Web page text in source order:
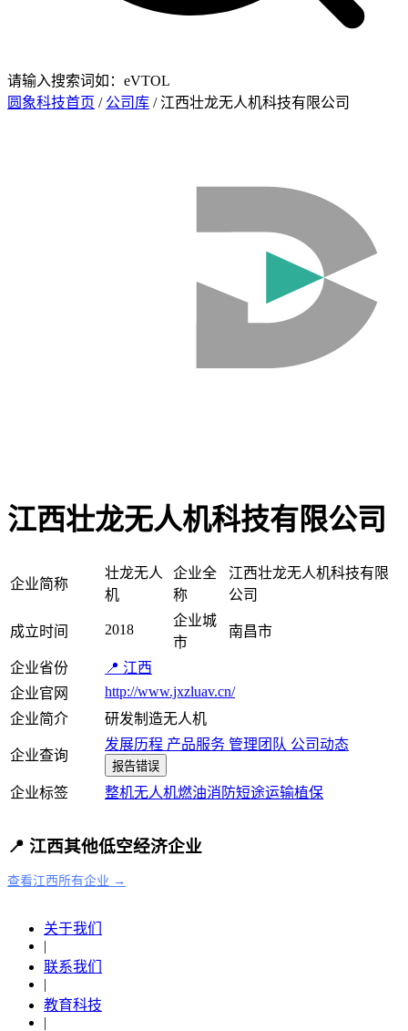
请输入搜索词如：eVTOL
圆象科技首页 / 公司库 / 江西壮龙无人机科技有限公司
江西壮龙无人机科技有限公司
企业简称
壮龙无人
机
企业全
称
江西壮龙无人机科技有限
公司
成立时间 2018
企业城
市
南昌市
企业省份
📍 江西
企业官网
http://www.jxzluav.cn/
企业简介
研发制造无人机
企业查询
发展历程 产品服务 管理团队 公司动态
报告错误
企业标签 整机无人机燃油消防短途运输植保
📍 江西其他低空经济企业
查看江西所有企业 →
关于我们
|
联系我们
|
教育科技
|